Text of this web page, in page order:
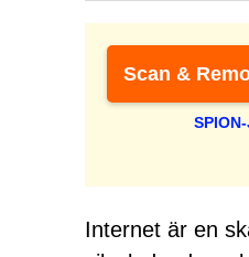
Scan &
Internet är en